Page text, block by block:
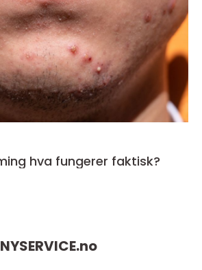
Hudoppstramming hva fungerer faktisk?
NYSERVICE.no